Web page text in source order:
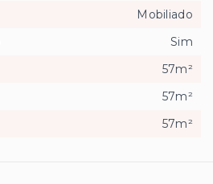
Mobiliado
Sim
57m²
57m²
57m²